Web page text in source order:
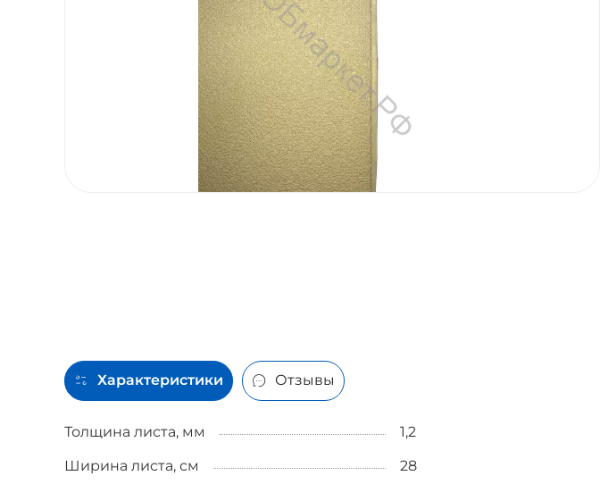
Характеристики Отзывы
Толщина листа, мм 1,2
Ширина листа, см
28